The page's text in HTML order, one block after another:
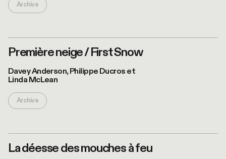
Archive
Première neige / First Snow
Davey Anderson, Philippe Ducros et
Linda McLean
Archive
La déesse des mouches à feu